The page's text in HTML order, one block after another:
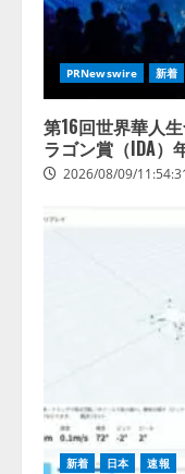
PRNewswire 新着
第16回世界華人
ラゴン賞（IDA）
2026/08/09/
新着 日本 速報